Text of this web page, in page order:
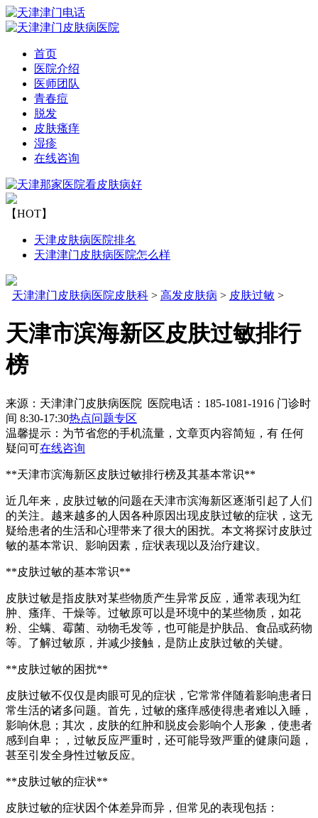
首页
医院介绍
医师团队
青春痘
脱发
皮肤瘙痒
湿疹
在线咨询
【HOT】
天津皮肤病医院排名
天津津门皮肤病医院怎么样
天津津门皮肤病医院皮肤科> 高发皮肤病 > 皮肤过敏 >
天津市滨海新区皮肤过敏排行
榜
来源：天津津门皮肤病医院 医院电话：185-1081-1916 门诊时
间 8:30-17:30热点问题专区
温馨提示： 为节省您的手机流量，文章页内容简短，有 任何
疑问可在线咨询
**天津市滨海新区皮肤过敏排行榜及其基本常识**
近几年来，皮肤过敏的问题在天津市滨海新区逐渐引起了人们
的关注。越来越多的人因各种原因出现皮肤过敏的症状，这无
疑给患者的生活和心理带来了很大的困扰。本文将探讨皮肤过
敏的基本常识、影响因素，症状表现以及治疗建议。
**皮肤过敏的基本常识**
皮肤过敏是指皮肤对某些物质产生异常反应，通常表现为红
肿、瘙痒、干燥等。过敏原可以是环境中的某些物质，如花
粉、尘螨、霉菌、动物毛发等，也可能是护肤品、食品或药物
等。了解过敏原，并减少接触，是防止皮肤过敏的关键。
**皮肤过敏的困扰**
皮肤过敏不仅仅是肉眼可见的症状，它常常伴随着影响患者日
常生活的诸多问题。首先，过敏的瘙痒感使得患者难以入睡，
影响休息；其次，皮肤的红肿和脱皮会影响个人形象，使患者
感到自卑；，过敏反应严重时，还可能导致严重的健康问题，
甚至引发全身性过敏反应。
**皮肤过敏的症状**
皮肤过敏的症状因个体差异而异，但常见的表现包括：